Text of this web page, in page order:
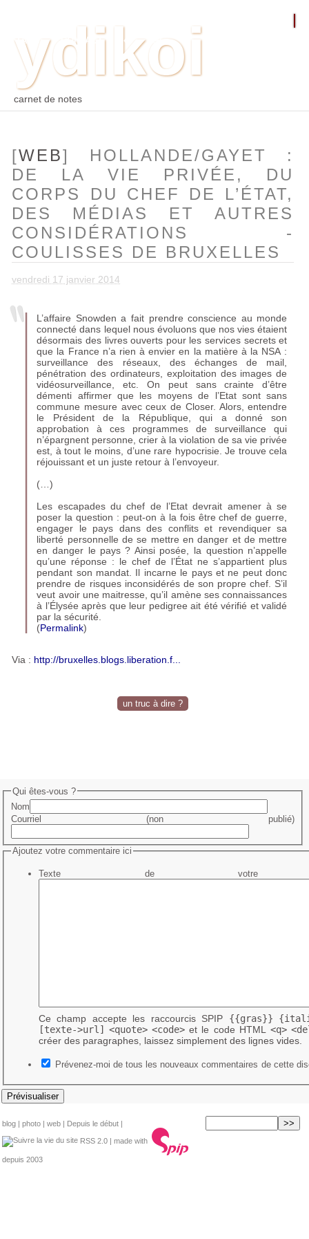
TAGS
CONTACT ⛵︎
ydikoi
carnet de notes
[WEB] HOLLANDE/GAYET :
DE LA VIE PRIVÉE, DU
CORPS DU CHEF DE L’ÉTAT,
DES MÉDIAS ET AUTRES
CONSIDÉRATIONS -
COULISSES DE BRUXELLES
vendredi 17 janvier 2014
L’affaire Snowden a fait prendre conscience au monde
connecté dans lequel nous évoluons que nos vies étaient
désormais des livres ouverts pour les services secrets et
que la France n’a rien à envier en la matière à la NSA :
surveillance des réseaux, des échanges de mail,
pénétration des ordinateurs, exploitation des images de
vidéosurveillance, etc. On peut sans crainte d’être
démenti affirmer que les moyens de l’Etat sont sans
commune mesure avec ceux de Closer. Alors, entendre
le Président de la République, qui a donné son
approbation à ces programmes de surveillance qui
n’épargnent personne, crier à la violation de sa vie privée
est, à tout le moins, d’une rare hypocrisie. Je trouve cela
réjouissant et un juste retour à l’envoyeur.
(…)
Les escapades du chef de l’Etat devrait amener à se
poser la question : peut-on à la fois être chef de guerre,
engager le pays dans des conflits et revendiquer sa
liberté personnelle de se mettre en danger et de mettre
en danger le pays ? Ainsi posée, la question n’appelle
qu’une réponse : le chef de l’État ne s’appartient plus
pendant son mandat. Il incarne le pays et ne peut donc
prendre de risques inconsidérés de son propre chef. S’il
veut avoir une maitresse, qu’il amène ses connaissances
à l’Élysée après que leur pedigree ait été vérifié et validé
par la sécurité.
(Permalink)
Via : http://bruxelles.blogs.liberation.f...
un truc à dire ?
Qui êtes-vous ?
Nom
Courriel (non publié)
Ajoutez votre commentaire ici
Texte de votre
Ce champ accepte les raccourcis SPIP {{gras}}
[texte->url]
<quote> <code>et le code HTML <q>
créer des paragraphes, laissez simplement des lignes vides.
Prévenez-moi de tous les nouveaux commentaires de cette
blog | photo | web | Depuis le début |
RSS 2.0 | made with
depuis 2003